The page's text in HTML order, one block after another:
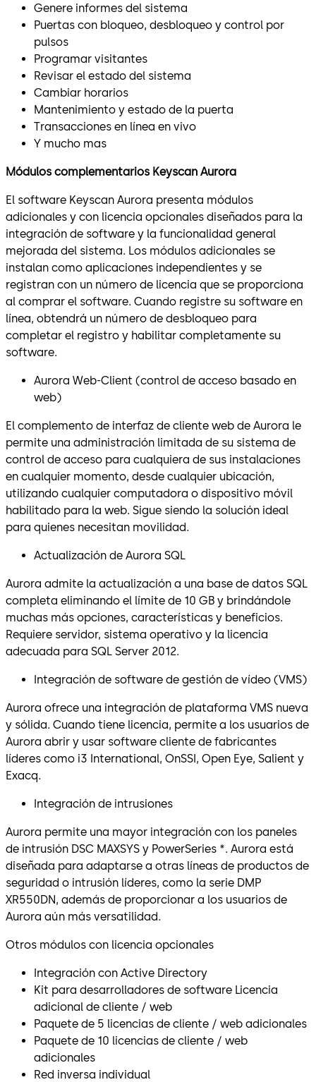
Genere informes del sistema
Puertas con bloqueo, desbloqueo y control por
pulsos
Programar visitantes
Revisar el estado del sistema
Cambiar horarios
Mantenimiento y estado de la puerta
Transacciones en línea en vivo
Y mucho mas
Módulos complementarios Keyscan Aurora
El software Keyscan Aurora presenta módulos
adicionales y con licencia opcionales diseñados para la
integración de software y la funcionalidad general
mejorada del sistema. Los módulos adicionales se
instalan como aplicaciones independientes y se
registran con un número de licencia que se proporciona
al comprar el software. Cuando registre su software en
línea, obtendrá un número de desbloqueo para
completar el registro y habilitar completamente su
software.
Aurora Web-Client (control de acceso basado en
web)
El complemento de interfaz de cliente web de Aurora le
permite una administración limitada de su sistema de
control de acceso para cualquiera de sus instalaciones
en cualquier momento, desde cualquier ubicación,
utilizando cualquier computadora o dispositivo móvil
habilitado para la web. Sigue siendo la solución ideal
para quienes necesitan movilidad.
Actualización de Aurora SQL
Aurora admite la actualización a una base de datos SQL
completa eliminando el límite de 10 GB y brindándole
muchas más opciones, características y beneficios.
Requiere servidor, sistema operativo y la licencia
adecuada para SQL Server 2012.
Integración de software de gestión de vídeo (VMS)
Aurora ofrece una integración de plataforma VMS nueva
y sólida. Cuando tiene licencia, permite a los usuarios de
Aurora abrir y usar software cliente de fabricantes
líderes como i3 International, OnSSI, Open Eye, Salient y
Exacq.
Integración de intrusiones
Aurora permite una mayor integración con los paneles
de intrusión DSC MAXSYS y PowerSeries *. Aurora está
diseñada para adaptarse a otras líneas de productos de
seguridad o intrusión líderes, como la serie DMP
XR550DN, además de proporcionar a los usuarios de
Aurora aún más versatilidad.
Otros módulos con licencia opcionales
Integración con Active Directory
Kit para desarrolladores de software Licencia
adicional de cliente / web
Paquete de 5 licencias de cliente / web adicionales
Paquete de 10 licencias de cliente / web
adicionales
Red inversa individual